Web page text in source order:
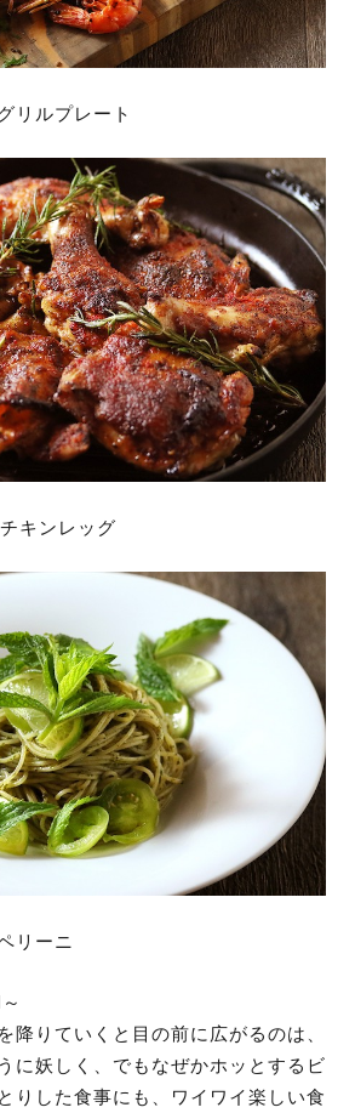
リルプレート
キンレッグ
リーニ
降りていくと目の前に広がるのは、
に妖しく、でもなぜかホッとするビ
りした食事にも、ワイワイ楽しい食